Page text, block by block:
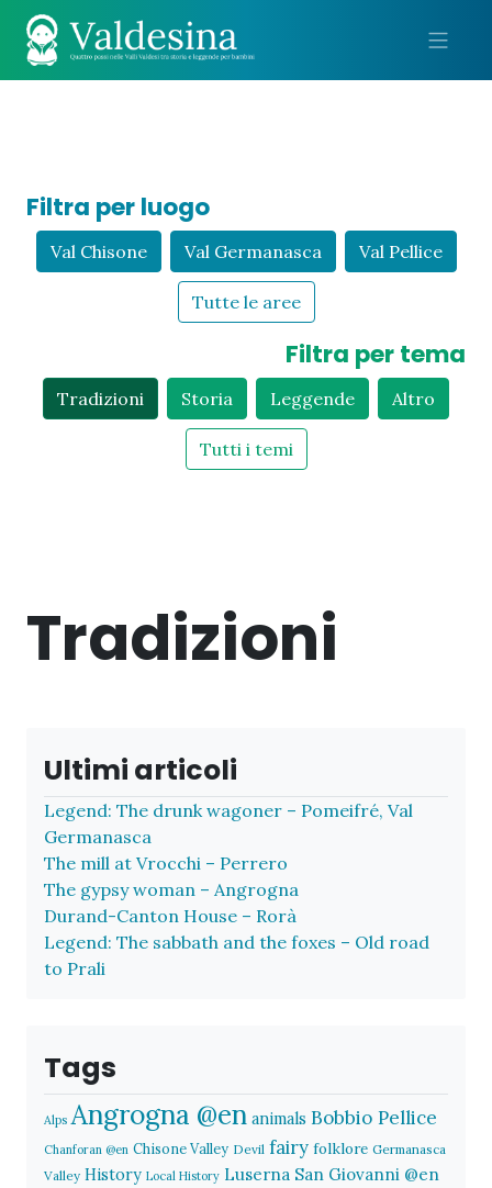
Filtra per luogo
Val Chisone Val Germanasca Val Pellice
Tutte le aree
Filtra per tema
Tradizioni Storia Leggende Altro
Tutti i temi
Tradizioni
Ultimi articoli
Legend: The drunk wagoner – Pomeifré, Val
Germanasca
The mill at Vrocchi – Perrero
The gypsy woman – Angrogna
Durand-Canton House – Rorà
Legend: The sabbath and the foxes – Old road
to Prali
Tags
Alps Angrogna @en animals Bobbio Pellice
Chanforan @en Chisone Valley Devil fairy folklore Germanasca
Valley History Local History Luserna San Giovanni @en